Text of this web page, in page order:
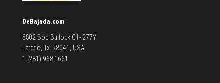
DeBajada.com
5802 Bob Bullock C1- 277Y
Laredo, Tx. 78041, USA
1 (281) 968 1661